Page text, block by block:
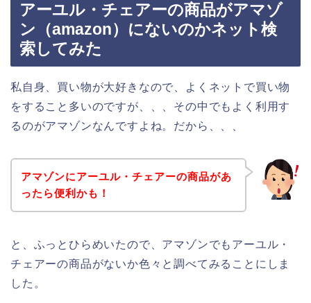
アーユル・チェアーの商品がアマゾ
ン（amazon）にないのかネット検
索してみた
私自身、買い物が大好きなので、よくネットで買い物
をすること多いのですが、、、その中でもよく利用す
るのがアマゾンなんですよね。だから、、、
アマゾンにアーユル・チェアーの商品があ
ったら便利かも！
と、ふっとひらめいたので、アマゾンでもアーユル・
チェアーの商品がないか色々と調べてみることにしま
した。